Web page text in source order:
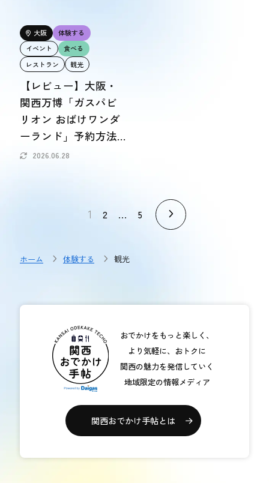
大阪
体験する
イベント
食べる
レストラン
観光
【レビュー】大阪・
関西万博「ガスパビ
リオン おばけワンダ
ーランド」予約方法
や所要時間もご紹介
2026.06.28
1 2 … 5
ホーム 体験する 観光
おでかけをもっと楽しく、
より気軽に、おトクに
関西の魅力を発信していく
地域限定の情報メディア
関西おでかけ手帖とは